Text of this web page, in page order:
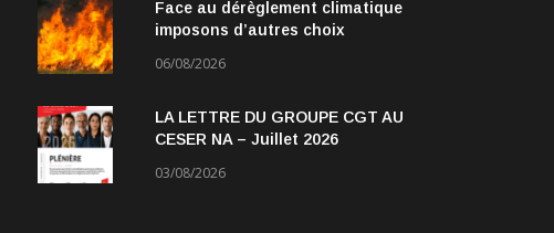
Face au dérèglement climatique
imposons d’autres choix
06/08/2026
LA LETTRE DU GROUPE CGT AU
CESER NA – Juillet 2026
03/08/2026